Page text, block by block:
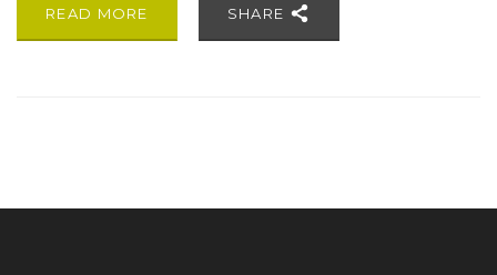
READ MORE SHARE